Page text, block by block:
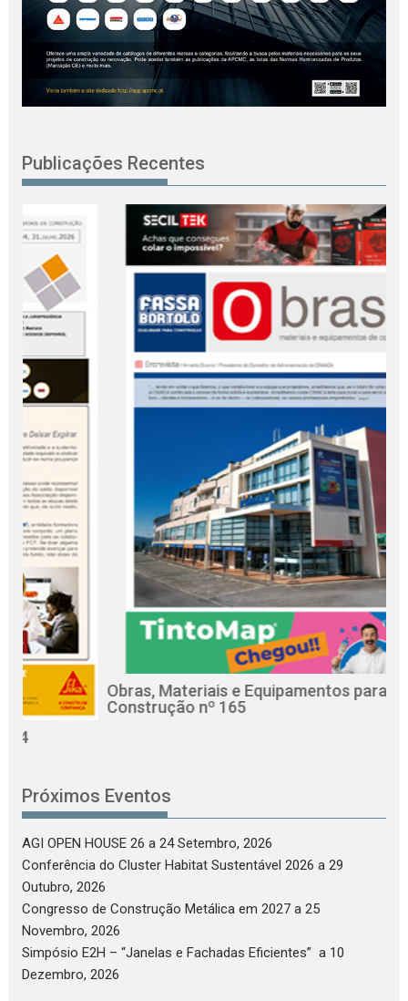
Publicações Recentes
Obras, Materiais e Equipamentos para a
Construção nº 165
Próximos Eventos
AGI OPEN HOUSE 26 a 24 Setembro, 2026
Conferência do Cluster Habitat Sustentável 2026 a 29
Outubro, 2026
Congresso de Construção Metálica em 2027 a 25
Novembro, 2026
Simpósio E2H – “Janelas e Fachadas Eficientes” a 10
Dezembro, 2026